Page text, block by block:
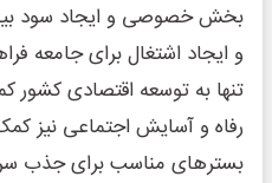
بخش خصوصی و ایجاد سود
و ایجاد اشتغال برای جامعه
تنها به توسعه اقتصادی کشور
رفاه و آسایش اجتماعی نیز
بسترهای مناسب برای جذب